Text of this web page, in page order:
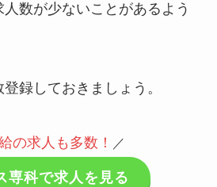
数が少ないことがあるよう
録しておきましょう。
の求人も多数 ！ ／
専科で求人を見る